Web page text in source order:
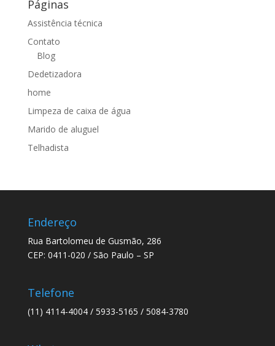
Páginas
Assistência técnica
Contato
Blog
Dedetizadora
home
Limpeza de caixa de água
Marido de aluguel
Telhadista
Endereço
Rua Bartolomeu de Gusmão, 286
CEP: 0411-020 / São Paulo – SP
Telefone
(11) 4114-4004 / 5933-5165 / 5084-3780